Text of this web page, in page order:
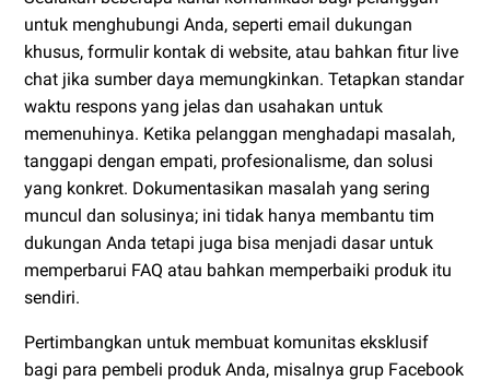
untuk menghubungi Anda, seperti email dukungan
khusus, formulir kontak di website, atau bahkan fitur live
chat jika sumber daya memungkinkan. Tetapkan standar
waktu respons yang jelas dan usahakan untuk
memenuhinya. Ketika pelanggan menghadapi masalah,
tanggapi dengan empati, profesionalisme, dan solusi
yang konkret. Dokumentasikan masalah yang sering
muncul dan solusinya; ini tidak hanya membantu tim
dukungan Anda tetapi juga bisa menjadi dasar untuk
memperbarui FAQ atau bahkan memperbaiki produk itu
sendiri.
Pertimbangkan untuk membuat komunitas eksklusif
bagi para pembeli produk Anda, misalnya grup Facebook